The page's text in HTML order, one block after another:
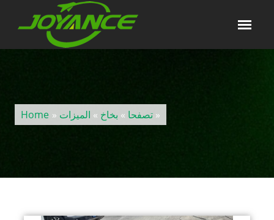
Home » تصفحا » بخاخ » الميزات »